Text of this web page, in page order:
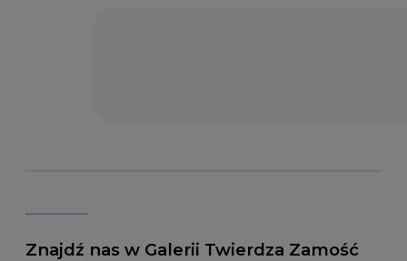
Znajdź nas w Galerii Twierdza Zamość